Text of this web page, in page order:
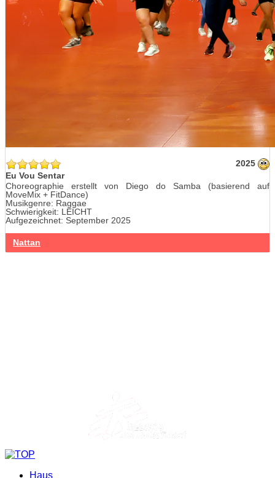
2025
Eu Vou Sentar
Choreographie erstellt von Diego do Samba (basierend auf
MoveMix + FitDance)
Musikgenre: Raggae
Schwierigkeit: LEICHT
Aufgezeichnet: September 2025
Nattan
Haus